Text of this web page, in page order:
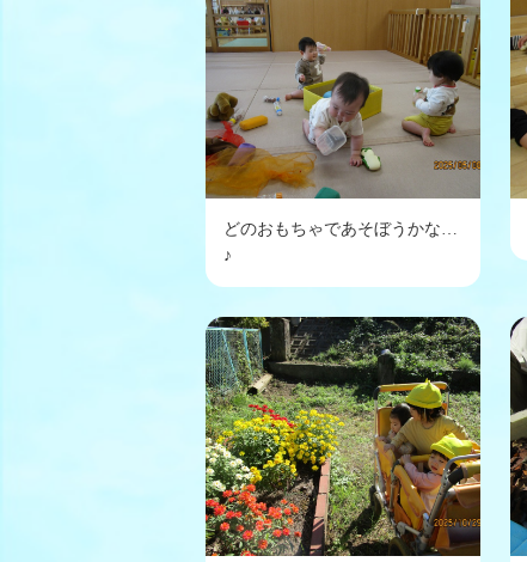
どのおもちゃであそぼうかな…
♪